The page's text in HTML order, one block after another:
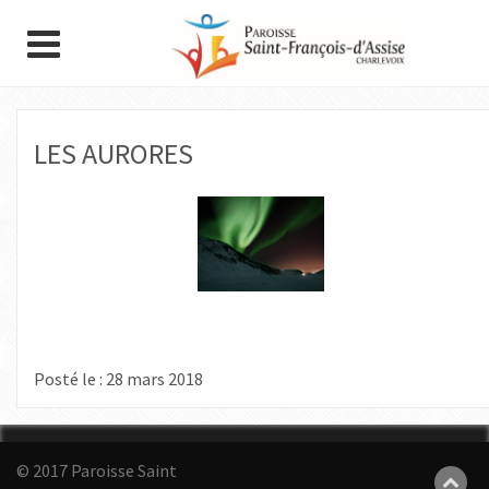
LES AURORES
Posté le : 28 mars 2018
© 2017 Paroisse Saint